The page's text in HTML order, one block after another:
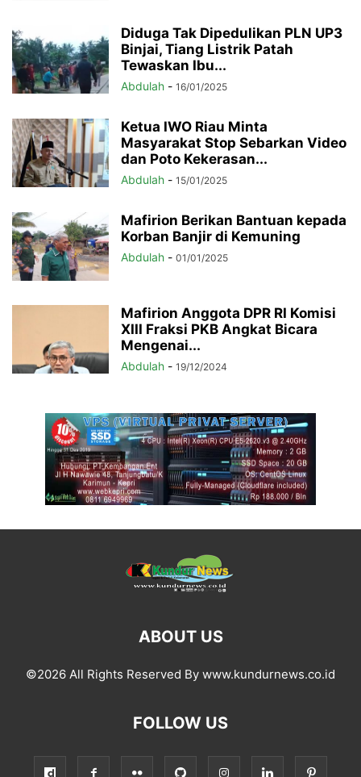
Diduga Tak Dipedulikan PLN UP3
Binjai, Tiang Listrik Patah
Tewaskan Ibu...
Abdulah - 16/01/2025
Ketua IWO Riau Minta
Masyarakat Stop Sebarkan Video
dan Poto Kekerasan...
Abdulah - 15/01/2025
Mafirion Berikan Bantuan kepada
Korban Banjir di Kemuning
Abdulah - 01/01/2025
Mafirion Anggota DPR RI Komisi
XIII Fraksi PKB Angkat Bicara
Mengenai...
Abdulah - 19/12/2024
ABOUT US
©2026 All Rights Reserved By www.kundurnews.co.id
FOLLOW US